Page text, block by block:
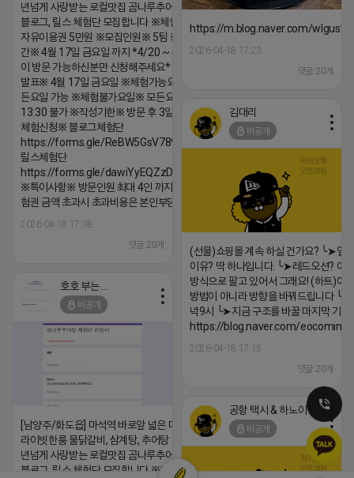
https://m.blog.naver.com/
2026-04-18 17:23
댓글:20개
년넘게 사랑받는 로컬맛집 곰나루추어탕에서
블로그, 릴스 체험단 모집합니다 ※체험메뉴※
자유이용권 5만원 ※모집인원※ 5팀 ※모집기
간※ 4월 17일 금요일 까지 *4/20 ~ 4/26 사
이 방문 가능하신분만 신청해주세요* ※체험단
발표※ 4월 17일 금요일 ※체험가능요일※ 모
든요일 가능 ※체험불가요일※ 모든요일 12 ~
13:30 불가 ※작성기한※ 방문 후 3일 이내 ※
체험신청※ 블로그체험단
https://forms.gle/ReBW5GsV789ur2Pz6
릴스체험단
https://forms.gle/dawiYyEQZzDdqf8W8
※특이사항※ 방문인원 최대 4인 까지 가능 체
험권 금액 초과시 초과비용은 본인부담입니다.
2026-04-18 17:18
댓글:20개
김대리
비공개
(선물)쇼핑몰 계속 하실 건가요? ╰➤열
이유? 딱 하나입니다. ╰➤레드오션? 아
방식으로 팔고 있어서 그래요! (하트)이
방법이 아니라 방향을 바꿔드립니다
녁9시 ╰➤지금 구조를 바꿀 마지막 기회
https://blog.naver.com/eocomim/
2026-04-18 17:15
댓글:20개
비공개
[남양주/화도읍] 마석역 바로앞 넓은 매장과, 프
라이빗한룸 물닭갈비, 삼계탕, 추어탕 맛집 10
년넘게 사랑받는 로컬맛집 곰나루추어탕에서
블로그, 릴스 체험단 모집합니다 ※체험메뉴※
공항 택시 & 하노이 렌트카
비공개